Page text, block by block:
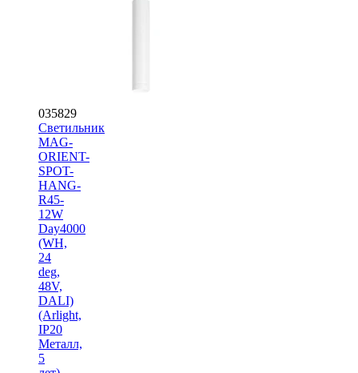
035829
Светильник
MAG-
ORIENT-
SPOT-
HANG-
R45-
12W
Day4000
(WH,
24
deg,
48V,
DALI)
(Arlight,
IP20
Металл,
5